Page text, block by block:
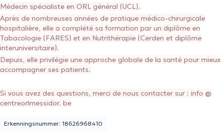
Médecin spécialiste en ORL général (UCL).
Après de nombreuses années de pratique médico-chirurgicale
hospitalière, elle a complété sa formation par un diplôme en
Tabacologie (FARES) et en Nutrithérapie (Cerden et diplôme
interuniversitaire).
Depuis, elle privilégie une approche globale de la santé pour mieux
accompagner ses patients.
Si vous avez des questions, merci de nous contacter sur : info @
centreorlmessidor. be
Erkenningsnummer: 18626968410